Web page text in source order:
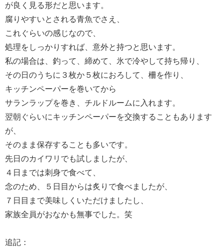
が良く見る形だと思います。
腐りやすいとされる青魚でさえ、
これぐらいの感じなので、
処理をしっかりすれば、意外と持つと思います。
私の場合は、釣って、締めて、氷で冷やして持ち帰り、
その日のうちに３枚か５枚におろして、柵を作り、
キッチンペーパーを巻いてから
サランラップを巻き、チルドルームに入れます。
翌朝ぐらいにキッチンペーパーを交換することもあります
が、
そのまま保存することも多いです。
先日のカイワリでも試しましたが、
４日までは刺身で食べて、
念のため、５日目からは炙りで食べましたが、
７日目まで美味しくいただけましたし、
家族全員がおなかも無事でした。笑
追記：